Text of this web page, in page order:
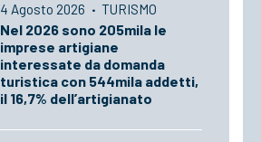
4 Agosto 2026 · TURISMO
Nel 2026 sono 205mila le
imprese artigiane
interessate da domanda
turistica con 544mila addetti,
il 16,7% dell’artigianato